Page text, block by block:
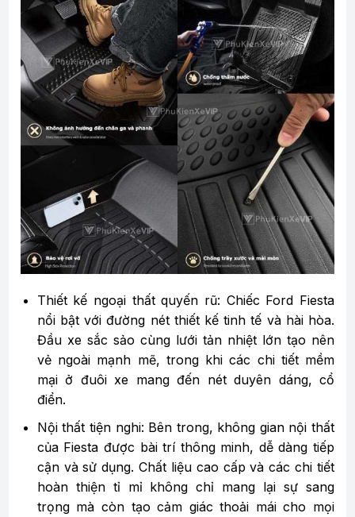
Thiết kế ngoại thất quyến rũ: Chiếc Ford Fiesta
nổi bật với đường nét thiết kế tinh tế và hài hòa.
Đầu xe sắc sảo cùng lưới tản nhiệt lớn tạo nên
vẻ ngoài mạnh mẽ, trong khi các chi tiết mềm
mại ở đuôi xe mang đến nét duyên dáng, cổ
điển.
Nội thất tiện nghi: Bên trong, không gian nội thất
của Fiesta được bài trí thông minh, dễ dàng tiếp
cận và sử dụng. Chất liệu cao cấp và các chi tiết
hoàn thiện tỉ mỉ không chỉ mang lại sự sang
trọng mà còn tạo cảm giác thoải mái cho mọi